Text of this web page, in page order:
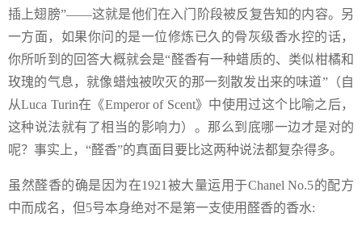
插上翅膀”——这就是他们在入门阶段被反复告知的内容。另
一方面，如果你问的是一位修炼已久的骨灰级香水控的话，
你所听到的回答大概就会是“醛香有一种蜡质的、类似柑橘和
玫瑰的气息，就像蜡烛被吹灭的那一刻散发出来的味道”（自
从Luca Turin在《Emperor of Scent》中使用过这个比喻之后，
这种说法就有了相当的影响力）。那么到底哪一边才是对的
呢？事实上，“醛香”的真面目要比这两种说法都复杂得多。
虽然醛香的确是因为在1921被大量运用于Chanel No.5的配方
中而成名，但5号本身绝对不是第一支使用醛香的香水: